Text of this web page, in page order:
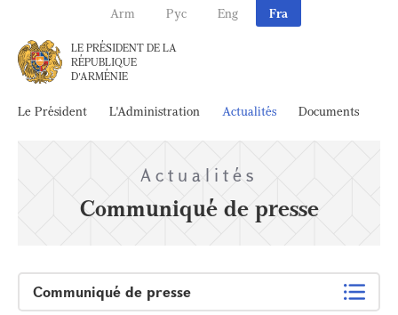
Arm Рус Eng Fra
LE PRÉSIDENT DE LA
RÉPUBLIQUE
D'ARMÉNIE
Le Président L'Administration Actualités Documents
Actualités
Communiqué de presse
Communiqué de presse